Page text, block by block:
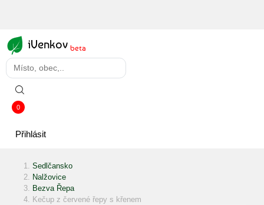
iVenkov beta
0
Přihlásit
Sedlčansko
Nalžovice
Bezva Řepa
Kečup z červené řepy s křenem